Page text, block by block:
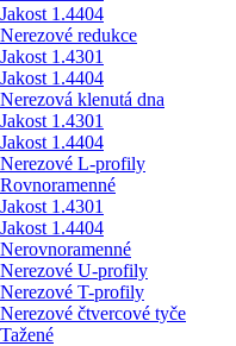
Jakost 1.4404
Nerezové redukce
Jakost 1.4301
Jakost 1.4404
Nerezová klenutá dna
Jakost 1.4301
Jakost 1.4404
Nerezové L-profily
Rovnoramenné
Jakost 1.4301
Jakost 1.4404
Nerovnoramenné
Nerezové U-profily
Nerezové T-profily
Nerezové čtvercové tyče
Tažené